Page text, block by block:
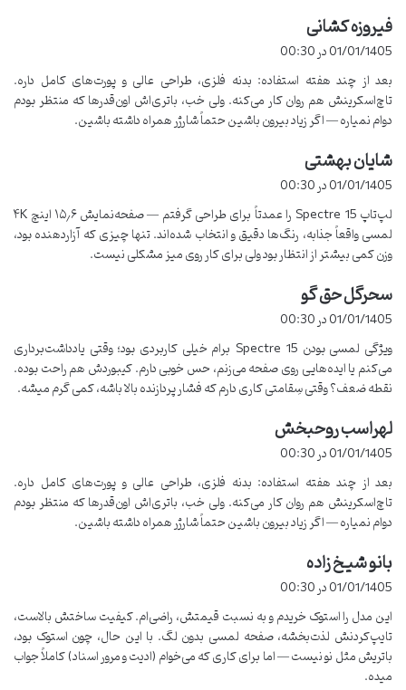
15
لپ تاپ HP Spectre 15 یکی از مدل‌های پرچم‌دار و لوکس شرکت اچ‌پی
به حساب می‌آید. در زیر، مشخصات فنی این لپ تاپ آورده شده است:
ویژگی
پردازنده
Intel Core i7 نسل 8
رم
16 گیگابایت
حافظه داخلی
کارت گرافیک
صفحه‌نمایش
15.6 اینچ، لمسی با رزولوشن 4K
باتری
حدود 10 ساعت کارکرد
فیروزه کشانیف
01/01/1405 در 00:30
بعد از چند هفته استفاده: بدنه فلزی، طراحی عالی و پورت‌های کامل داره.
تاچ‌اسکرینش هم روان کار می‌کنه. ولی خب، باتری‌اش اون‌قدرها که منتظر بودم
دوام نمیاره — اگر زیاد بیرون باشین حتماً شارژر همراه داشته باشین.
شایان بهشتیف
:
01/01/1405 در 00:30
لپ‌تاپ Spectre 15 را عمدتاً برای طراحی گرفتم — صفحه‌نمایش ۱۵٫۶ اینچ ۴K
لمسی واقعاً جذابه، رنگ‌ها دقیق و انتخاب‌ شده‌اند. تنها چیزی که آزاردهنده بود،
وزن کمی بیشتر از انتظار بود ولی برای کار روی میز مشکلی نیست.
سحرگل حق گوف
01/01/1405 در 00:30
ویژگی لمسی بودن Spectre 15 برام خیلی کاربردی بود؛ وقتی یادداشت‌برداری
می‌کنم یا ایده‌هایی روی صفحه می‌زنم، حس خوبی دارم. کیبوردش هم راحت بوده.
نقطه ضعف؟ وقتی سِقامتی کاری دارم که فشار پردازنده بالا باشه، کمی گرم میشه.
لهراسب روحبخش
:
01/01/1405 در 00:30
بعد از چند هفته استفاده: بدنه فلزی، طراحی عالی و پورت‌های کامل داره.
تاچ‌اسکرینش هم روان کار می‌کنه. ولی خب، باتری‌اش اون‌قدرها که منتظر بودم
دوام نمیاره — اگر زیاد بیرون باشین حتماً شارژر همراه داشته باشین.
بانو شیخ زادهف
:
01/01/1405 در 00:30
این مدل را استوک خریدم و به نسبت قیمتش، راضی‌ام. کیفیت ساختش بالاست،
تایپ‌کردنش لذت‌بخشه، صفحه لمسی بدون لگ. با این حال، چون استوک بود،
باتریش مثل نو نیست — اما برای کاری که می‌خوام (ادیت و مرور اسناد) کاملاً جواب
میده.